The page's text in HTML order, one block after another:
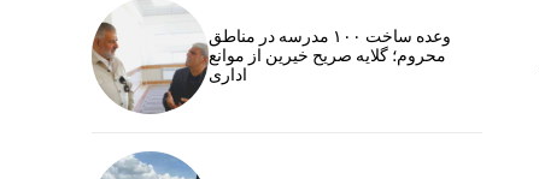
وعده ساخت ۱۰۰ مدرسه در مناطق
محروم؛ گلایه صریح خیرین از موانع
اداری